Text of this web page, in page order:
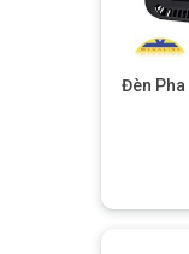
Đèn Pha